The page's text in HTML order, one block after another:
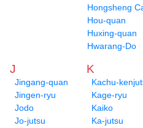
Hongsheng
Hou-quan
Huxing-quan
Hwarang-Do
J
Jingang-quan
Jingen-ryu
Jodo
Jo-jutsu
K
Kachu-
Kage-ryu
Kaiko
Ka-jutsu